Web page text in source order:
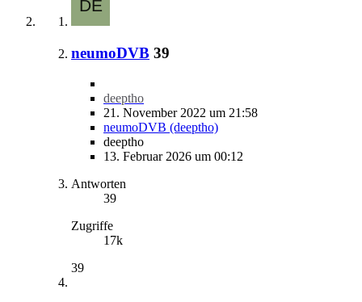
neumoDVB 39
deeptho
21. November 2022 um 21:58
neumoDVB (deeptho)
deeptho
13. Februar 2026 um 00:12
Antworten
39
Zugriffe
17k
39